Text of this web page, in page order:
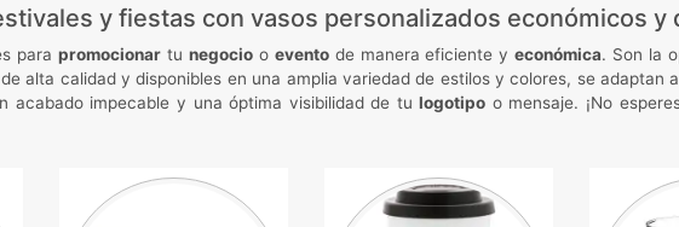
y fiestas con vasos personalizados económicos y
parapromocionar tu negocioo eventode manera eficiente yeconómica. Son la
alta calidad y disponibles en una amplia variedad de estilos y colores, se adaptan
acabado impecable y una óptima visibilidad de tulogotipo o mensaje. ¡No